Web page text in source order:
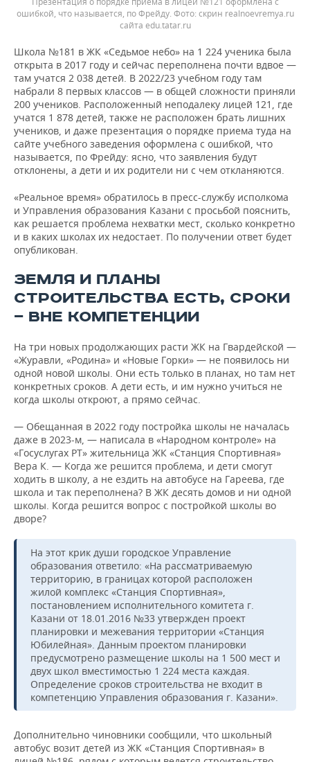
ошибкой, что называется, по Фрейду.
скрин realnoevremya.ru
сайта edu.tatar.ru
Школа №181 в ЖК «Седьмое небо» на 1 224 ученика была
открыта в 2017 году и сейчас переполнена почти вдвое —
там учатся 2 038 детей. В 2022/23 учебном году там
набрали 8 первых классов — в общей сложности приняли
200 учеников. Расположенный неподалеку лицей 121, где
учатся 1 878 детей, также не расположен брать лишних
учеников, и даже презентация о порядке приема туда на
сайте учебного заведения оформлена с ошибкой, что
называется, по Фрейду: ясно, что заявления будут
отклонены, а дети и их родители ни с чем откланяются.
«Реальное время» обратилось в пресс-службу исполкома
и Управления образования Казани с просьбой пояснить,
как решается проблема нехватки мест, сколько конкретно
и в каких школах их недостает. По получении ответ будет
опубликован.
ЗЕМЛЯ И ПЛАНЫ
СТРОИТЕЛЬСТВА ЕСТЬ, СРОКИ
— ВНЕ КОМПЕТЕНЦИИ
На три новых продолжающих расти ЖК на Гвардейской —
«Журавли, «Родина» и «Новые Горки» — не появилось ни
одной новой школы. Они есть только в планах, но там нет
конкретных сроков. А дети есть, и им нужно учиться не
когда школы откроют, а прямо сейчас.
— Обещанная в 2022 году постройка школы не началась
даже в 2023-м, — написала в «Народном контроле» на
«Госуслугах РТ» жительница ЖК «Станция Спортивная»
Вера К. — Когда же решится проблема, и дети смогут
ходить в школу, а не ездить на автобусе на Гареева, где
школа и так переполнена? В ЖК десять домов и ни одной
школы. Когда решится вопрос с постройкой школы во
дворе?
На этот крик души городское Управление
образования ответило: «На рассматриваемую
территорию, в границах которой расположен
жилой комплекс «Станция Спортивная»,
постановлением исполнительного комитета г.
Казани от 18.01.2016 №33 утвержден проект
планировки и межевания территории «Станция
Юбилейная». Данным проектом планировки
предусмотрено размещение школы на 1 500 мест и
двух школ вместимостью 1 224 места каждая.
Определение сроков строительства не входит в
компетенцию Управления образования г. Казани».
Дополнительно чиновники сообщили, что школьный
автобус возит детей из ЖК «Станция Спортивная» в